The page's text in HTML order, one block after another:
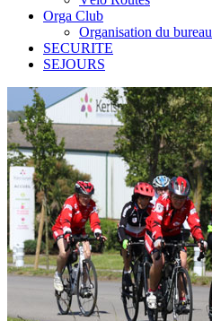
Orga Club
Organisation du bureau
SECURITE
SEJOURS